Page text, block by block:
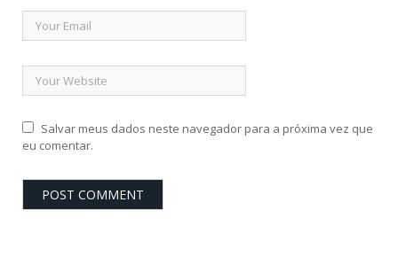
Salvar meus dados neste navegador para a próxima vez que
eu comentar.